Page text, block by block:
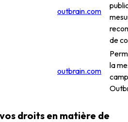
outbrain.com
de
outbrain.com
la
droits en matière de